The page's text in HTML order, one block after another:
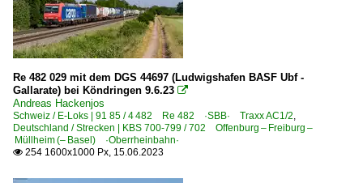
Re 482 029 mit dem DGS 44697 (Ludwigshafen BASF Ubf -
Gallarate) bei Köndringen 9.6.23 
Andreas Hackenjos
Schweiz / E-Loks | 91 85 / 4 482 Re 482 ·SBB· Traxx AC1/2,
Deutschland / Strecken | KBS 700-799 / 702 Offenburg – Freiburg –
Müllheim (– Basel) ·Oberrheinbahn·
 254 1600x1000 Px, 15.06.2023